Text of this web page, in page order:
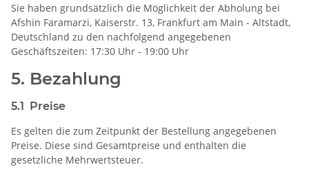
Sie haben grundsätzlich die Möglichkeit der Abholung bei
Afshin Faramarzi, Kaiserstr. 13, Frankfurt am Main - Altstadt,
Deutschland zu den nachfolgend angegebenen
Geschäftszeiten: 17:30 Uhr - 19:00 Uhr
5. Bezahlung
5.1 Preise
Es gelten die zum Zeitpunkt der Bestellung angegebenen
Preise. Diese sind Gesamtpreise und enthalten die
gesetzliche Mehrwertsteuer.